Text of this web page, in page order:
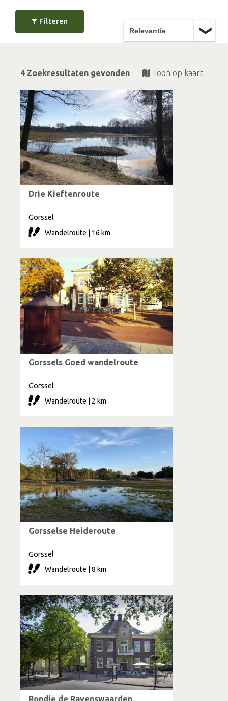
Filteren
4 Zoekresultaten gevonden Toon op kaart
Drie Kieftenroute
Gorssel
Wandelroute | 16 km
Gorssels Goed wandelroute
Gorssel
Wandelroute | 2 km
Gorsselse Heideroute
Gorssel
Wandelroute | 8 km
Rondje de Ravenswaarden